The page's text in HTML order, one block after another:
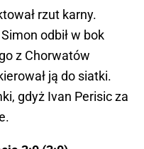
rzut karny.
odbił w bok
z Chorwatów
ją do siatki.
gdyż Ivan Perisic za